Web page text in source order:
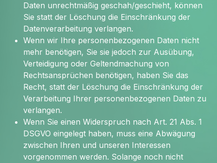
Daten unrechtmäßig geschah/geschieht, können
Sie statt der Löschung die Einschränkung der
Datenverarbeitung verlangen.
Wenn wir Ihre personenbezogenen Daten nicht
mehr benötigen, Sie sie jedoch zur Ausübung,
Verteidigung oder Geltendmachung von
Rechtsansprüchen benötigen, haben Sie das
Recht, statt der Löschung die Einschränkung der
Verarbeitung Ihrer personenbezogenen Daten zu
verlangen.
Wenn Sie einen Widerspruch nach Art. 21 Abs. 1
DSGVO eingelegt haben, muss eine Abwägung
zwischen Ihren und unseren Interessen
vorgenommen werden. Solange noch nicht